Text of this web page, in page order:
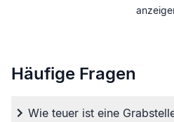
Häufige Fragen
Wie teuer ist eine